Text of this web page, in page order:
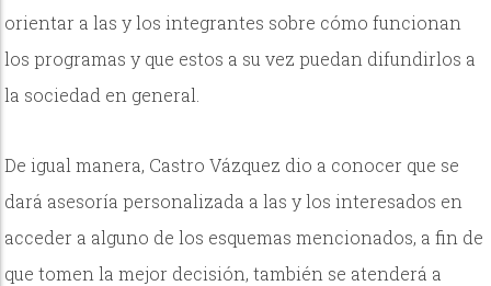
orientar a las y los integrantes sobre cómo funcionan
los programas y que estos a su vez puedan difundirlos a
la sociedad en general.
De igual manera, Castro Vázquez dio a conocer que se
dará asesoría personalizada a las y los interesados en
acceder a alguno de los esquemas mencionados, a fin de
que tomen la mejor decisión, también se atenderá a